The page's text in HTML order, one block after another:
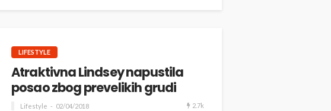
LIFESTYLE
Atraktivna Lindsey napustila
posao zbog prevelikih grudi
Lifestyle 02/04/2018 2.7k